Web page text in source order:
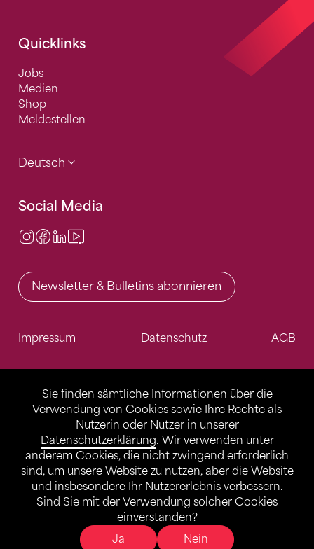
Sie finden sämtliche Informationen über die
Verwendung von Cookies sowie Ihre Rechte als
Nutzerin oder Nutzer in unserer
Datenschutzerklärung. Wir verwenden unter
anderem Cookies, die nicht zwingend erforderlich
sind, um unsere Website zu nutzen, aber die Website
und insbesondere Ihr Nutzererlebnis verbessern.
Sind Sie mit der Verwendung solcher Cookies
einverstanden?
Ja
Nein
Quicklinks
Jobs
Medien
Shop
Meldestellen
Deutsch
Social Media
Instagram
Facebook
LinkedIn
Newsletter & Bulletins abonnieren
Impressum Datenschutz AGB